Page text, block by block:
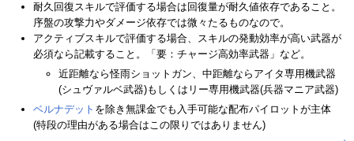
耐久回復スキルで評価する場合は回復量が耐久値依存であること。
序盤の攻撃力やダメージ依存では微々たるものなので。
アクティブスキルで評価する場合、スキルの発動効率が高い武器が
必須なら記載すること。「要：チャージ高効率武器」など。
近距離なら怪雨ショットガン、中距離ならアイタ専用機武器
(シュヴァルベ武器)もしくはリー専用機武器(兵器マニア武器)
ベルナデット を除き無課金でも入手可能な配布パイロットが主体
(特段の理由がある場合はこの限りではありません)